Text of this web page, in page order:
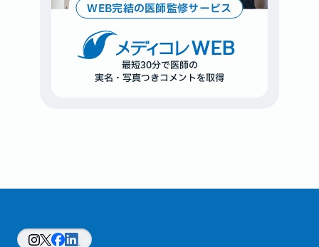
WEB完結の医師監修サービス
WEB
最短30分で医師の
実名・写真つきコメントを取得